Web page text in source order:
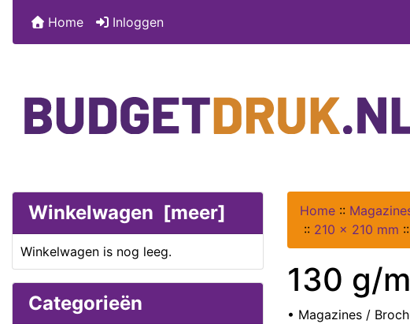
Home Inloggen
Winkelwagen [meer]
Winkelwagen is nog leeg.
Categorieën
Home ::
:: 210 x 210 mm ::
130 g/
• Magazines /